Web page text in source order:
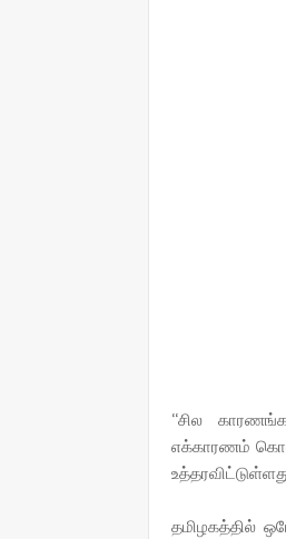
‘‘சில
எக்காரணம்
தமிழகத்தில்